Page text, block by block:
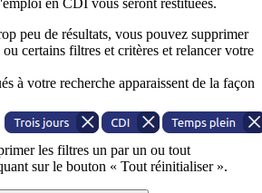
peu de résultats, vous pouvez supprimer
certains filtres et critères et relancer votre
à votre recherche apparaissent de la façon
les filtres un par un ou tout
sur le bouton « Tout réinitialiser ».